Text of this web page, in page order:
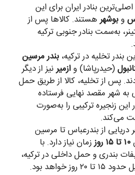
اصلی‌ترین بنادر ایران برای این
وبوشهرهستند. کالاها پس از
به‌سمت بنادر جنوبی ترکیه
بندر تخلیه در ترکیه، بندر مرسین
(حیدرپاشا) وازمیرنیز از دیگر
پس از تخلیه، کالا از طریق حمل
به شهر مقصد نهایی فرستاده
زنجیره ترکیبی را به‌صورت
می‌کند.
دریایی از بندرعباس تا مرسین
۱۰ تا ۱۵ روز
زمان نیاز دارد. با
بندری و حمل داخلی در ترکیه،
خواهد بود.